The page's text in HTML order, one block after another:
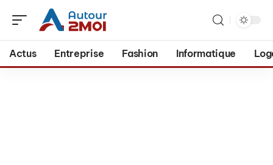
Actus Entreprise Fashion Informatique